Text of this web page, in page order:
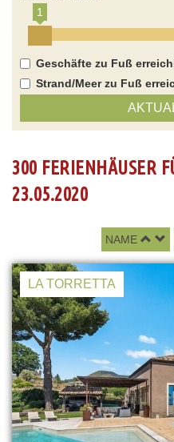
1
Geschäfte zu Fuß
Strand/Meer zu Fuß
300 FERIENHÄUSER
23.05.2020
NAME
LA TORRETTA